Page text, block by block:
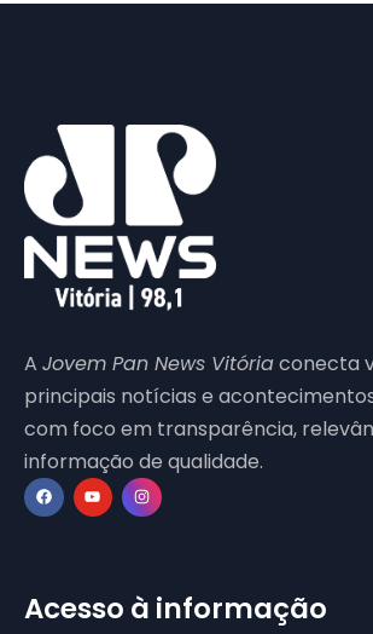
A Jovem Pan News Vitóriaconecta
principais notícias e
com foco em transparência,
informação de qualidade.
Acesso à informação